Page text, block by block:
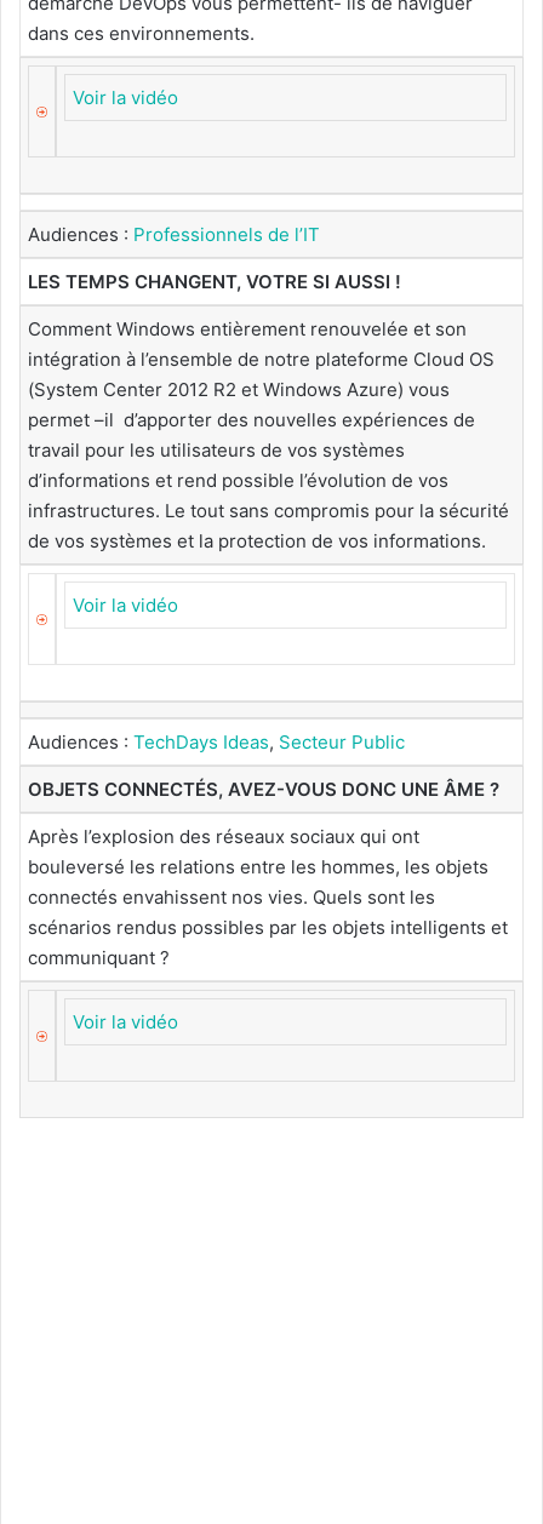
dans ces environnements.
Voir la vidéo
Audiences : Professionnels de l’IT
LES TEMPS CHANGENT, VOTRE SI AUSSI !
Comment Windows entièrement renouvelée et son
intégration à l’ensemble de notre plateforme Cloud OS
(System Center 2012 R2 et Windows Azure) vous
permet –il d’apporter des nouvelles expériences de
travail pour les utilisateurs de vos systèmes
d’informations et rend possible l’évolution de vos
infrastructures. Le tout sans compromis pour la sécurité
de vos systèmes et la protection de vos informations.
Voir la vidéo
Audiences : TechDays Ideas, Secteur Public
OBJETS CONNECTÉS, AVEZ-VOUS DONC UNE ÂME ?
Après l’explosion des réseaux sociaux qui ont
bouleversé les relations entre les hommes, les objets
connectés envahissent nos vies. Quels sont les
scénarios rendus possibles par les objets intelligents et
communiquant ?
Voir la vidéo